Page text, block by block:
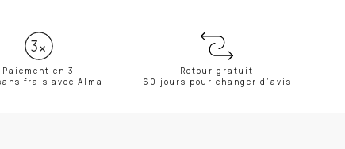
Paiement en 3
frais avec Alma
Retour gratuit
60 jours pour changer d’avis